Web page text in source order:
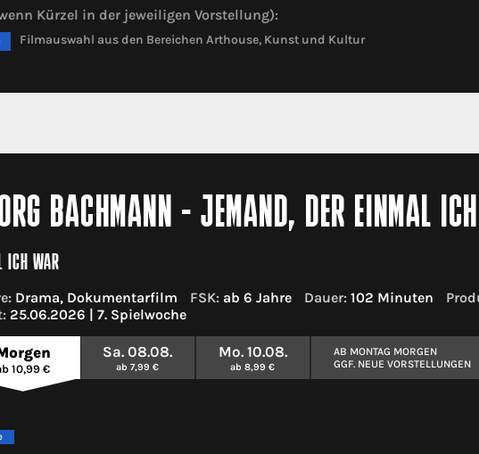
Kürzel in der jeweiligen Vorstellung):
Filmauswahl aus den Bereichen Arthouse, Kunst und Kultur
BACHMANN - JEMAND, DER EINMAL
ICH WAR
Drama, Dokumentarfilm FSK: ab 6 Jahre Dauer: 102 Minuten
25.06.2026 | 7. Spielwoche
10,99 €
Sa. 08.08.
ab 7,99 €
Mo. 10.08.
ab 8,99 €
AB MONTAG MORGEN
GGF. NEUE VORSTELLUNGEN